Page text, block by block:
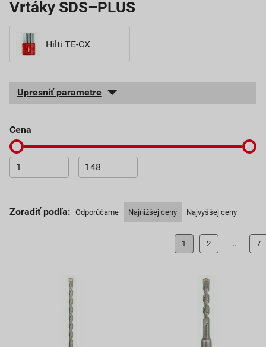
Vrtáky SDS–PLUS
Hilti TE-CX
Upresniť parametre
Cena
Zoradiť podľa: Odporúčame Najnižšej ceny Najvyššej ceny
1 2 ... 7